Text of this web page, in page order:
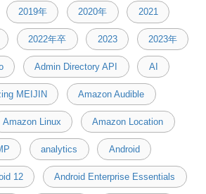
2019年 2020年 2021
2022年卒 2023 2023年
Admin Directory API AI
MEIJIN Amazon Audible
Amazon Linux Amazon Location
analytics Android
12 Android Enterprise Essentials